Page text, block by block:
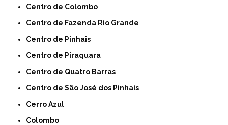
Centro de Colombo
Centro de Fazenda Rio Grande
Centro de Pinhais
Centro de Piraquara
Centro de Quatro Barras
Centro de São José dos Pinhais
Cerro Azul
Colombo